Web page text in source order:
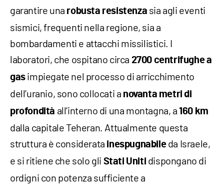
garantire una robusta resistenza sia agli eventi
sismici, frequenti nella regione, sia a
bombardamenti e attacchi missilistici. I
laboratori, che ospitano circa 2700 centrifughe a
gasimpiegate nel processo di arricchimento
dell’uranio, sono collocati a novanta metri di
profondità all’interno di una montagna, a160 km
dalla capitale Teheran. Attualmente questa
struttura è considerata inespugnabileda Israele,
e si ritiene che solo gli Stati Uniti dispongano di
ordigni con potenza sufficiente a